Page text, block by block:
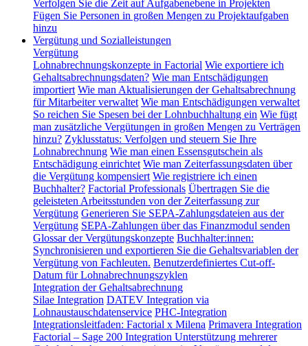
Verfolgen Sie die Zeit auf Aufgabenebene in Projekten
Fügen Sie Personen in großen Mengen zu Projektaufgaben
hinzu
Vergütung und Sozialleistungen
Vergütung
Lohnabrechnungskonzepte in Factorial Wie exportiere ich
Gehaltsabrechnungsdaten? Wie man Entschädigungen
importiert Wie man Aktualisierungen der Gehaltsabrechnung
für Mitarbeiter verwaltet Wie man Entschädigungen verwaltet
So reichen Sie Spesen bei der Lohnbuchhaltung ein Wie fügt
man zusätzliche Vergütungen in großen Mengen zu Verträgen
hinzu? Zyklusstatus: Verfolgen und steuern Sie Ihre
Lohnabrechnung Wie man einen Essensgutschein als
Entschädigung einrichtet Wie man Zeiterfassungsdaten über
die Vergütung kompensiert Wie registriere ich einen
Buchhalter? Factorial Professionals Übertragen Sie die
geleisteten Arbeitsstunden von der Zeiterfassung zur
Vergütung Generieren Sie SEPA-Zahlungsdateien aus der
Vergütung SEPA-Zahlungen über das Finanzmodul senden
Glossar der Vergütungskonzepte Buchhalter:innen:
Synchronisieren und exportieren Sie die Gehaltsvariablen der
Vergütung von Fachleuten. Benutzerdefiniertes Cut-off-
Datum für Lohnabrechnungszyklen
Integration der Gehaltsabrechnung
Silae Integration DATEV Integration via
Lohnaustauschdatenservice PHC-Integration
Integrationsleitfaden: Factorial x Milena Primavera Integration
Factorial – Sage 200 Integration Unterstützung mehrerer